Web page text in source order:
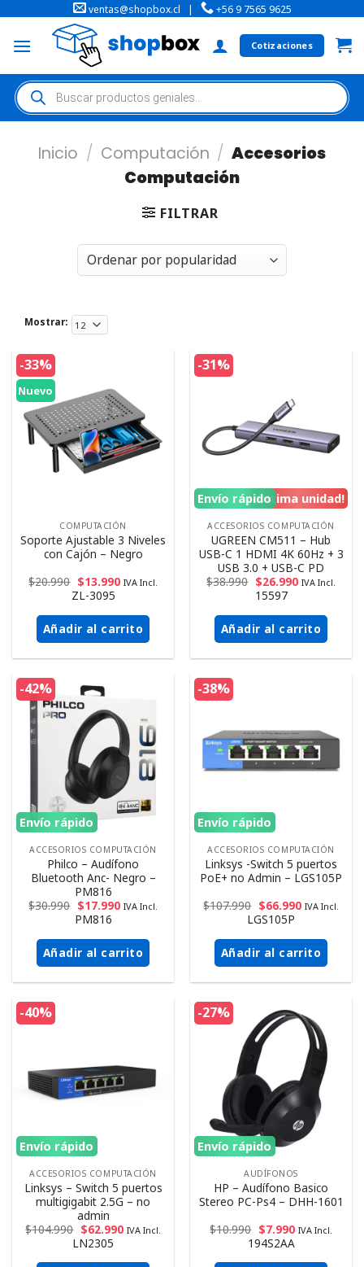
ventas@shopbox.cl | +56 9 7565 9625
Cotizaciones
Inicio / Computación / Accesorios
Computación
FILTRAR
Mostrar:
-33%
Nuevo
COMPUTACIÓN
Soporte Ajustable 3 Niveles
con Cajón – Negro
$20.990 $13.990 IVA Incl.
ZL-3095
Añadir al carrito
-31%
¡Ultima unidad!
Envío rápido
ACCESORIOS COMPUTACIÓN
UGREEN CM511 – Hub
USB-C 1 HDMI 4K 60Hz + 3
USB 3.0 + USB-C PD
$38.990 $26.990 IVA Incl.
15597
Añadir al carrito
-42%
Envío rápido
ACCESORIOS COMPUTACIÓN
Philco – Audífono
Bluetooth Anc- Negro –
PM816
$30.990 $17.990 IVA Incl.
PM816
Añadir al carrito
-38%
Envío rápido
ACCESORIOS COMPUTACIÓN
Linksys -Switch 5 puertos
PoE+ no Admin – LGS105P
$107.990 $66.990 IVA Incl.
LGS105P
Añadir al carrito
-40%
Envío rápido
ACCESORIOS COMPUTACIÓN
Linksys – Switch 5 puertos
multigigabit 2.5G – no
admin
$104.990 $62.990 IVA Incl.
LN2305
-27%
Envío rápido
AUDÍFONOS
HP – Audífono Basico
Stereo PC-Ps4 – DHH-1601
$10.990 $7.990 IVA Incl.
194S2AA